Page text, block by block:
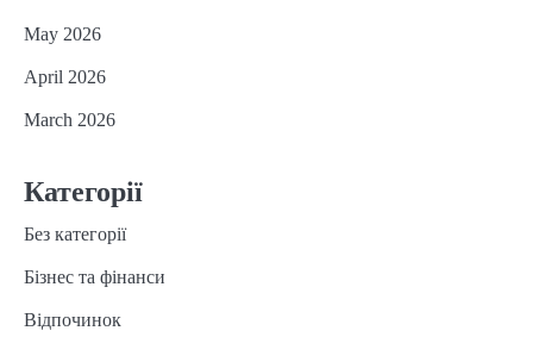
May 2026
April 2026
March 2026
Категорії
Без категорії
Бізнес та фінанси
Відпочинок